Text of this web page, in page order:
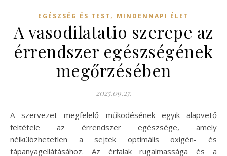
EGÉSZSÉG ÉS TEST , MINDENNAPI ÉLET
A vasodilatatio szerepe az
érrendszer egészségének
megőrzésében
2025.09.27.
A szervezet megfelelő működésének egyik alapvető
feltétele az érrendszer egészsége, amely
nélkülözhetetlen a sejtek optimális oxigén- és
tápanyagellátásához. Az érfalak rugalmassága és a